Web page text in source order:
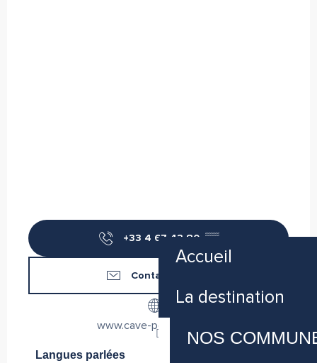
Accueil
La destination
NOS
+33 4 67 43 80 ▒▒
Contactez-nous
www.cave-pomerols.com
Langues parlées
Langues parlées